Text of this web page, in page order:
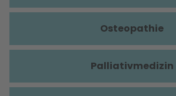
Osteopathie
Palliativmedizin